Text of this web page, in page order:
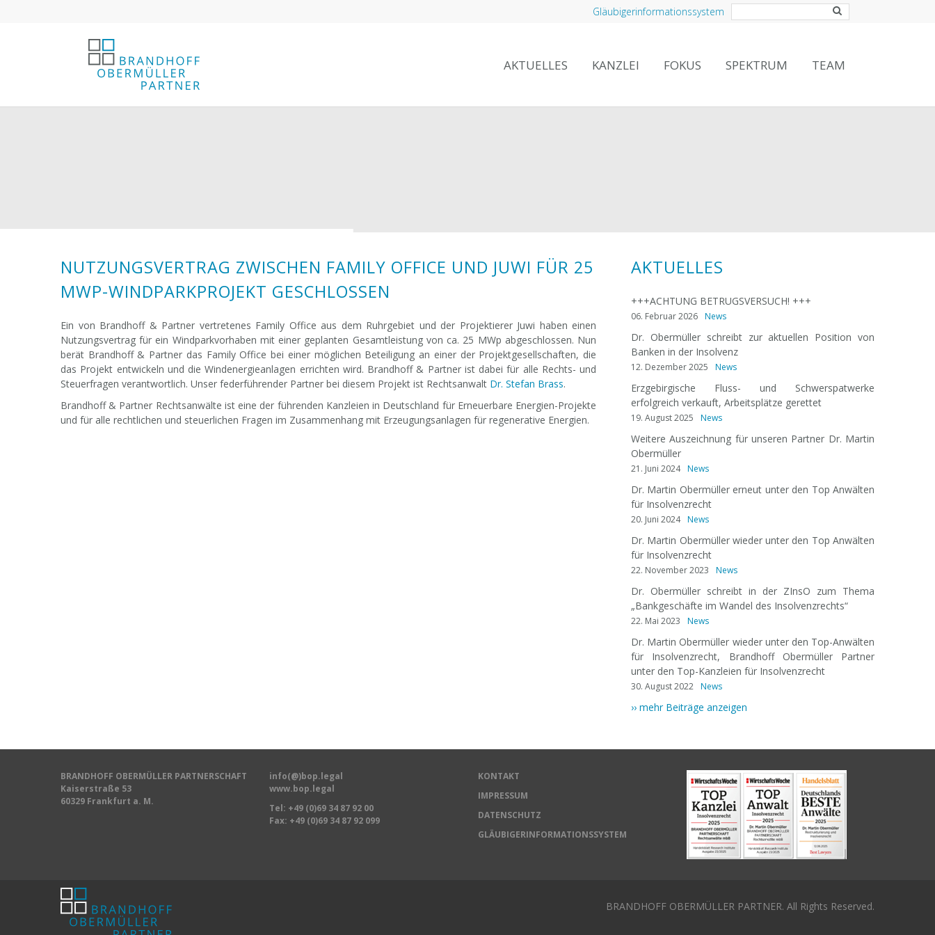
Gläubigerinformationssystem
AKTUELLES KANZLEI FOKUS SPEKTRUM TEAM
NUTZUNGSVERTRAG ZWISCHEN FAMILY OFFICE UND JUWI FÜR 25
MWP-WINDPARKPROJEKT GESCHLOSSEN
Ein von Brandhoff & Partner vertretenes Family Office aus dem Ruhrgebiet und der Projektierer Juwi haben einen
Nutzungsvertrag für ein Windparkvorhaben mit einer geplanten Gesamtleistung von ca. 25 MWp abgeschlossen. Nun
berät Brandhoff & Partner das Family Office bei einer möglichen Beteiligung an einer der Projektgesellschaften, die
das Projekt entwickeln und die Windenergieanlagen errichten wird. Brandhoff & Partner ist dabei für alle Rechts- und
Steuerfragen verantwortlich. Unser federführender Partner bei diesem Projekt ist Rechtsanwalt Dr. Stefan Brass.
Brandhoff & Partner Rechtsanwälte ist eine der führenden Kanzleien in Deutschland für Erneuerbare Energien-Projekte
und für alle rechtlichen und steuerlichen Fragen im Zusammenhang mit Erzeugungsanlagen für regenerative Energien.
AKTUELLES
+++ACHTUNG BETRUGSVERSUCH! +++
06. Februar 2026 News
Dr. Obermüller schreibt zur aktuellen Position von
Banken in der Insolvenz
12. Dezember 2025 News
Erzgebirgische Fluss- und Schwerspatwerke
erfolgreich verkauft, Arbeitsplätze gerettet
19. August 2025 News
Weitere Auszeichnung für unseren Partner Dr. Martin
Obermüller
21. Juni 2024 News
Dr. Martin Obermüller erneut unter den Top Anwälten
für Insolvenzrecht
20. Juni 2024 News
Dr. Martin Obermüller wieder unter den Top Anwälten
für Insolvenzrecht
22. November 2023 News
Dr. Obermüller schreibt in der ZInsO zum Thema
„Bankgeschäfte im Wandel des Insolvenzrechts“
22. Mai 2023 News
Dr. Martin Obermüller wieder unter den Top-Anwälten
für Insolvenzrecht, Brandhoff Obermüller Partner
unter den Top-Kanzleien für Insolvenzrecht
30. August 2022 News
›› mehr Beiträge anzeigen
BRANDHOFF OBERMÜLLER PARTNERSCHAFT
Kaiserstraße 53
60329 Frankfurt a. M.
info(@)bop.legal
www.bop.legal
Tel: +49 (0)69 34 87 92 00
Fax: +49 (0)69 34 87 92 099
KONTAKT
IMPRESSUM
DATENSCHUTZ
GLÄUBIGERINFORMATIONSSYSTEM
BRANDHOFF OBERMÜLLER PARTNER. All Rights Reserved.